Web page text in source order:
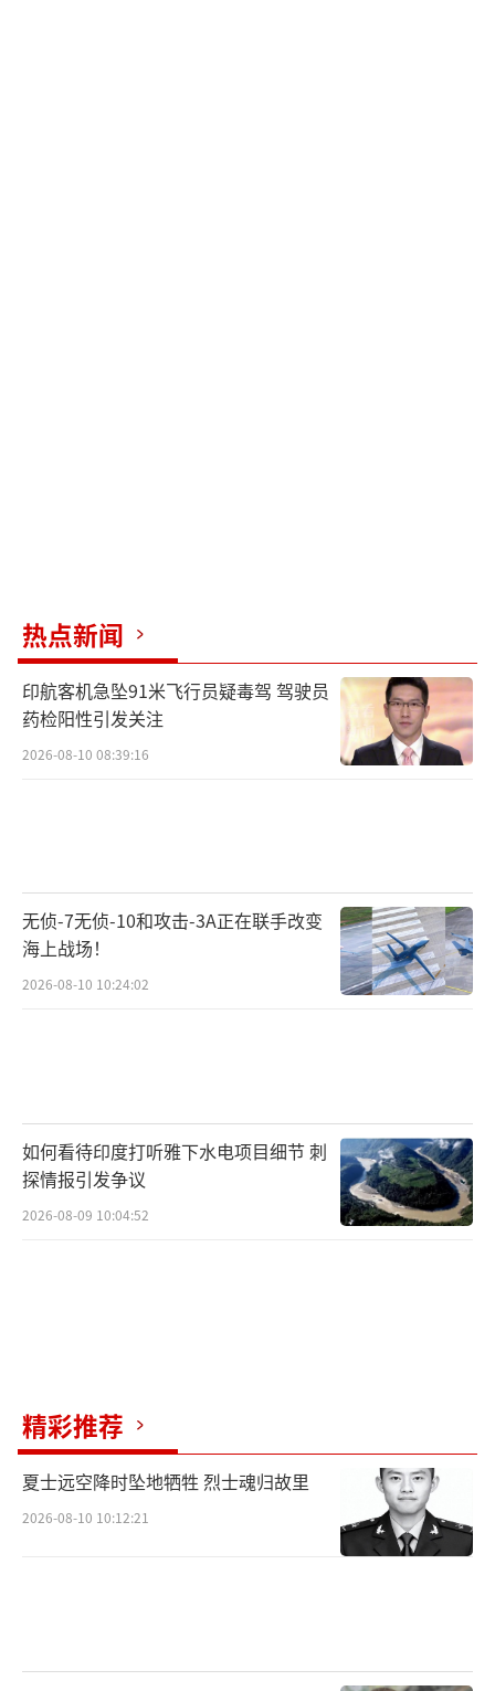
热点新闻
印航客机急坠91米飞行员疑毒驾 驾驶员
药检阳性引发关注
2026-08-10 08:39:16
无侦-7无侦-10和攻击-3A正在联手改变
海上战场！
2026-08-10 10:24:02
如何看待印度打听雅下水电项目细节 刺
探情报引发争议
2026-08-09 10:04:52
精彩推荐
夏士远空降时坠地牺牲 烈士魂归故里
2026-08-10 10:12:21